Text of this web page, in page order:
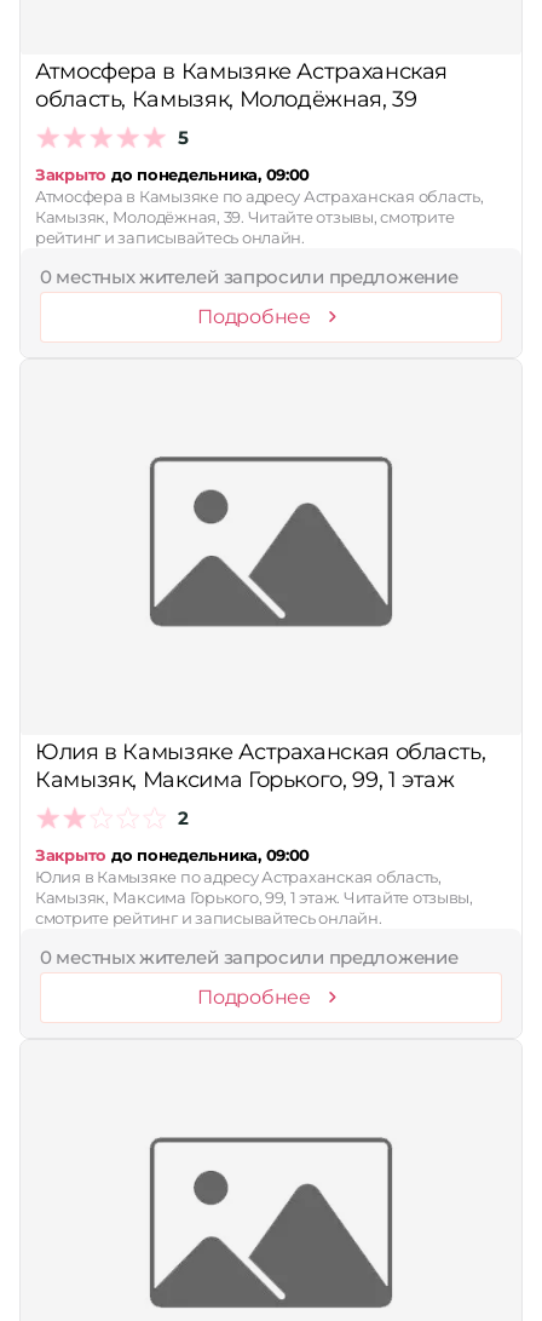
Атмосфера в Камызяке Астраханская
область, Камызяк, Молодёжная, 39
5
Закрыто до понедельника, 09:00
Атмосфера в Камызяке по адресу Астраханская область,
Камызяк, Молодёжная, 39. Читайте отзывы, смотрите
рейтинг и записывайтесь онлайн.
0 местных жителей запросили предложение
Подробнее
Юлия в Камызяке Астраханская область,
Камызяк, Максима Горького, 99, 1 этаж
2
Закрыто до понедельника, 09:00
Юлия в Камызяке по адресу Астраханская область,
Камызяк, Максима Горького, 99, 1 этаж. Читайте отзывы,
смотрите рейтинг и записывайтесь онлайн.
0 местных жителей запросили предложение
Подробнее